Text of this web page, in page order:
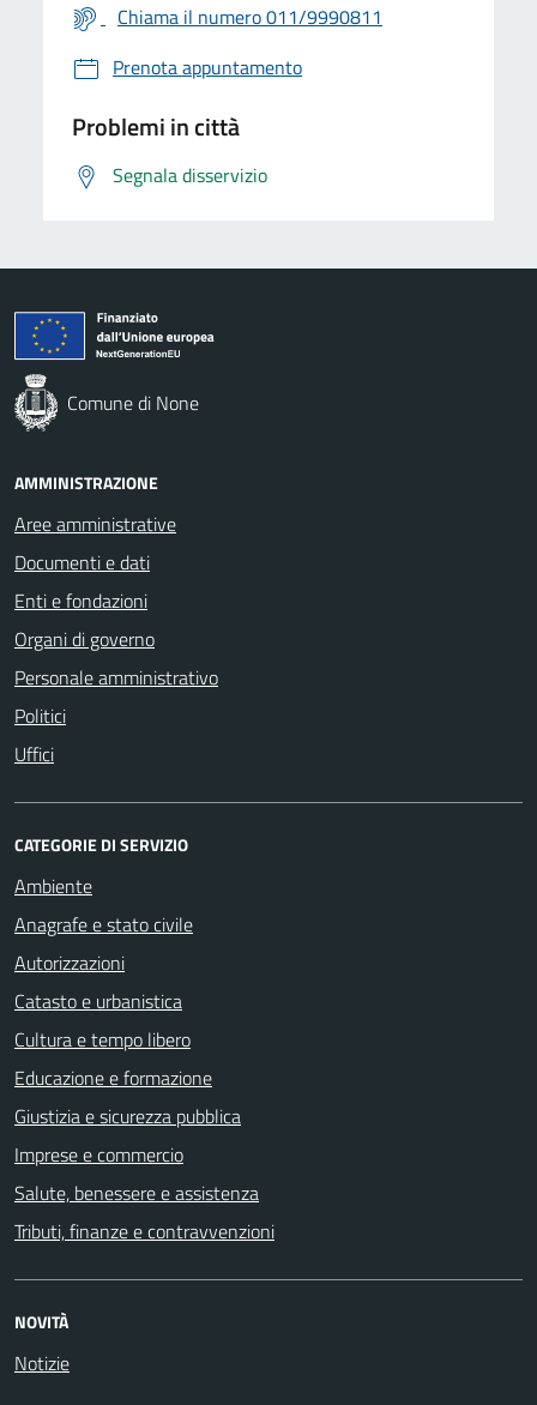
Chiama il numero 011/9990811
Prenota appuntamento
Problemi in città
Segnala disservizio
Comune di None
AMMINISTRAZIONE
Aree amministrative
Documenti e dati
Enti e fondazioni
Organi di governo
Personale amministrativo
Politici
Uffici
CATEGORIE DI SERVIZIO
Ambiente
Anagrafe e stato civile
Autorizzazioni
Catasto e urbanistica
Cultura e tempo libero
Educazione e formazione
Giustizia e sicurezza pubblica
Imprese e commercio
Salute, benessere e assistenza
Tributi, finanze e contravvenzioni
NOVITÀ
Notizie